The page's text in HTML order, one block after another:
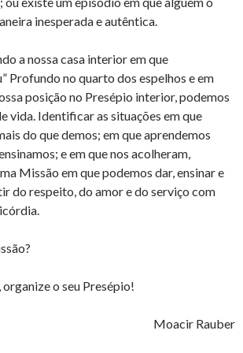
inesperada e autêntica.
a nossa casa interior em que
Profundo no quarto dos espelhos e em
posição no Presépio interior, podemos
vida. Identificar as situações em que
do que demos; em que aprendemos
e em que nos acolheram,
Missão em que podemos dar, ensinar e
do respeito, do amor e do serviço com
o seu Presépio!
Moacir Rauber